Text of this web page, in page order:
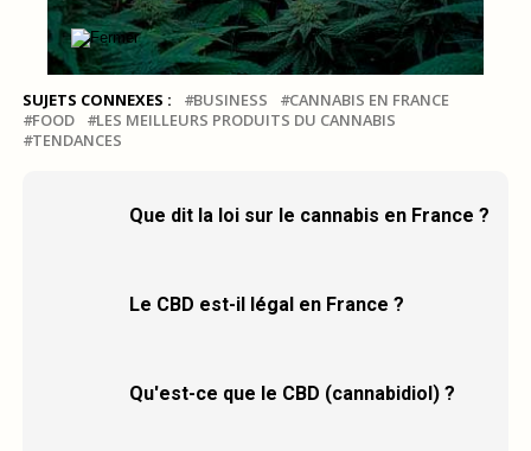
SUJETS CONNEXES : BUSINESS
CANNABIS EN FRANCE
FOOD
LES MEILLEURS PRODUITS DU CANNABIS
TENDANCES
Que dit la loi sur le cannabis en France ?
Le CBD est-il légal en France ?
Qu'est-ce que le CBD (cannabidiol) ?